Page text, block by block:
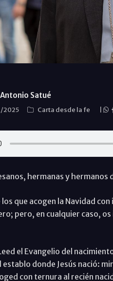
Satué
2025 Carta desde la fe
hermanas y hermanos
los que acogen la Navidad
pero, en cualquier caso,
el Evangelio del
establo donde Jesús nació:
con ternura al recién